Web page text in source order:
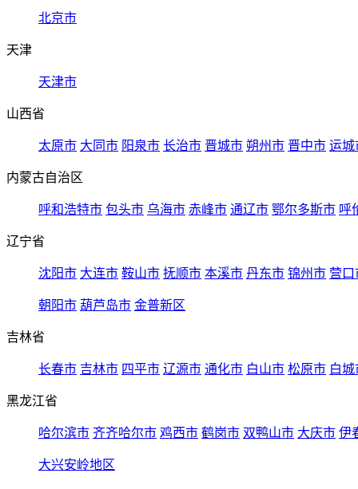
北京市
天津
天津市
山西省
太原市 大同市 阳泉市 长治市 晋城市 朔州市 晋中市 运城
内蒙古自治区
呼和浩特市 包头市 乌海市 赤峰市 通辽市 鄂尔多斯市 呼
辽宁省
沈阳市 大连市 鞍山市 抚顺市 本溪市 丹东市 锦州市 营口
朝阳市 葫芦岛市 金普新区
吉林省
长春市 吉林市 四平市 辽源市 通化市 白山市 松原市 白城
黑龙江省
哈尔滨市 齐齐哈尔市 鸡西市 鹤岗市 双鸭山市 大庆市 伊
大兴安岭地区